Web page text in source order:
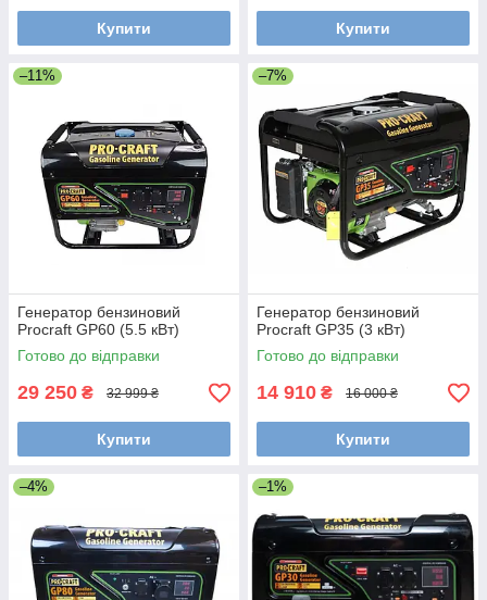
Купити Купити
–11%
Генератор бензиновий
Procraft GP60 (5.5 кВт)
Готово до відправки
29 250 ₴ 32 999 ₴
Купити
–7%
Генератор бензиновий
Procraft GP35 (3 кВт)
Готово до відправки
14 910 ₴ 16 000 ₴
Купити
–4% –1%